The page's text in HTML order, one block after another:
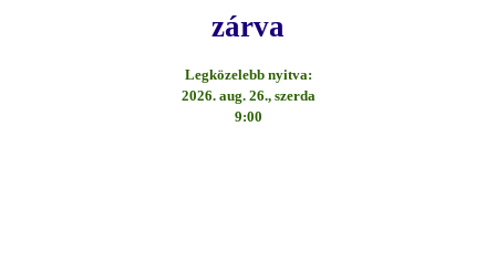
zárva
Legközelebb nyitva:
2026. aug. 26., szerda
9:00